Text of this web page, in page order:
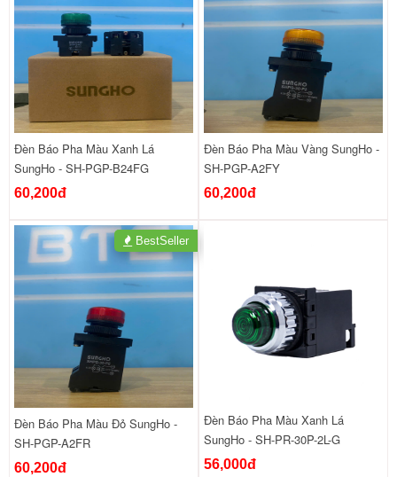
Đèn Báo Pha Màu Xanh Lá
SungHo - SH-PGP-B24FG
60,200đ
Đèn Báo Pha Màu Vàng SungHo -
SH-PGP-A2FY
60,200đ
Đèn Báo Pha Màu Đỏ SungHo -
SH-PGP-A2FR
60,200đ
BestSeller
Đèn Báo Pha Màu Xanh Lá
SungHo - SH-PR-30P-2L-G
56,000đ